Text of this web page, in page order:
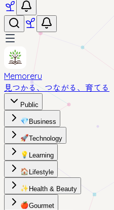
Memoreru
見つかる、つながる、育てる
Public
💎 Business
🚀Technology
💡 Learning
🏠 Lifestyle
✨ Health & Beauty
🍎Gourmet